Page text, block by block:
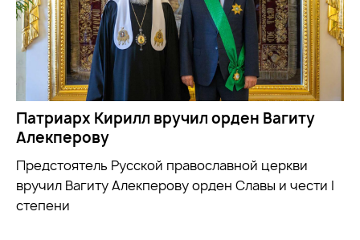
Патриарх Кирилл вручил орден Вагиту
Алекперову
Предстоятель Русской православной церкви
вручил Вагиту Алекперову орден Славы и чести I
степени